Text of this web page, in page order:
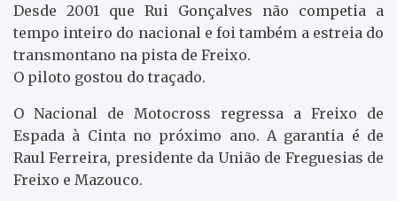
Desde 2001 que Rui Gonçalves não competia a
tempo inteiro do nacional e foi também a estreia do
transmontano na pista de Freixo.
O piloto gostou do traçado.
O Nacional de Motocross regressa a Freixo de
Espada à Cinta no próximo ano. A garantia é de
Raul Ferreira, presidente da União de Freguesias de
Freixo e Mazouco.